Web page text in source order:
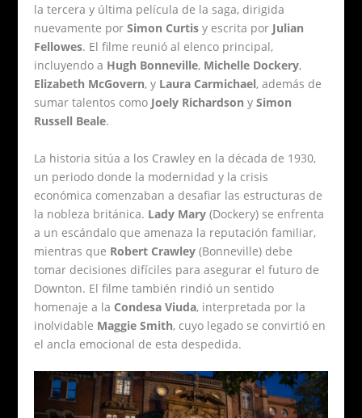
la tercera y última película de la saga, dirigida
nuevamente porSimon Curtis y escrita por Julian
Fellowes. El filme reunió al elenco principal,
incluyendo a Hugh Bonneville, Michelle Dockery,
Elizabeth McGovern, y Laura Carmichael, además de
sumar talentos como Joely Richardson ySimon
Russell Beale.
La historia sitúa a los Crawley en la década de 1930,
un periodo donde la modernidad y la crisis
económica comenzaban a desafiar las estructuras de
la nobleza británica. Lady Mary (Dockery) se enfrenta
a un escándalo que amenaza la reputación familiar,
mientras que Robert Crawley (Bonneville) debe
tomar decisiones difíciles para asegurar el futuro de
Downton. El filme también rindió un sentido
homenaje a la Condesa Viuda, interpretada por la
inolvidable Maggie Smith, cuyo legado se convirtió en
el ancla emocional de esta despedida.